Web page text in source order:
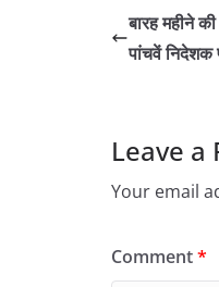
बारह महीने
पांचवें निदेशक
Leave a
Your email
Comment*